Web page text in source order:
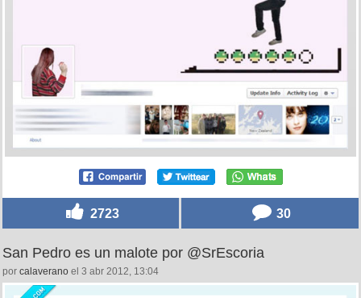
2723 30
San Pedro es un malote por @SrEscoria
por calaverano el 3 abr 2012, 13:04